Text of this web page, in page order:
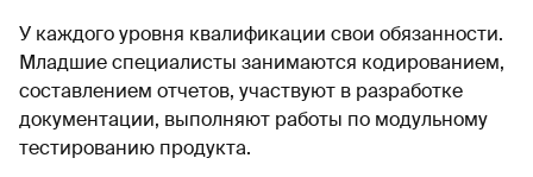
У каждого уровня квалификации свои обязанности.
Младшие специалисты занимаются кодированием,
составлением отчетов, участвуют в разработке
документации, выполняют работы по модульному
тестированию продукта.